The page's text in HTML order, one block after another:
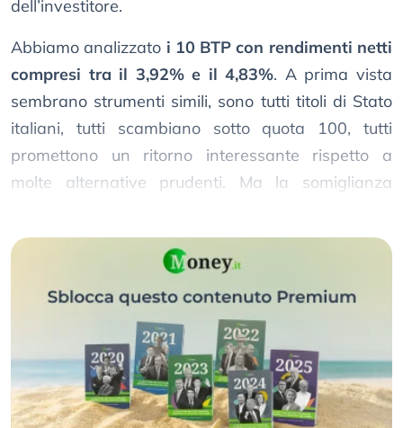
dell’investitore.
Abbiamo analizzato i 10 BTP con rendimenti netti
compresi tra il 3,92% e il 4,83%. A prima vista
sembrano strumenti simili, sono tutti titoli di Stato
italiani, tutti scambiano sotto quota 100, tutti
promettono un ritorno interessante rispetto a
molte alternative prudenti. Ma la somiglianza